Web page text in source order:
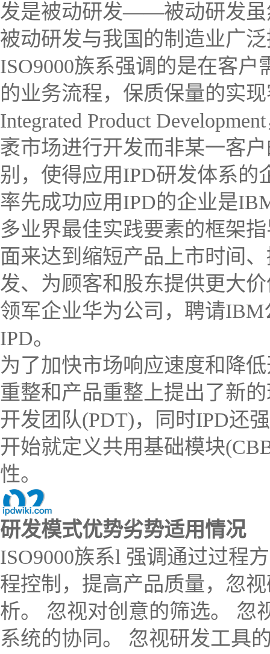
发是被动研发——被动研发虽
被动研发与我国的制造业广
ISO9000族系强调的是在客
的业务流程，保质保量的实
Integrated Product
袤市场进行开发而非某一客
别，使得应用IPD研发体系的
率先成功应用IPD的企业是
多业界最佳实践要素的框架
面来达到缩短产品上市时间
发、为顾客和股东提供更大
领军企业华为公司，聘请
IPD。
为了加快市场响应速度和降
重整和产品重整上提出了新
开发团队(PDT)，同时IPD还
开始就定义共用基础模块
性。
研发模式优势劣势适用情况
ISO9000族系l 强调通过过程
程控制，提高产品质量，忽
析。 忽视对创意的筛选。 忽
系统的协同。 忽视研发工具